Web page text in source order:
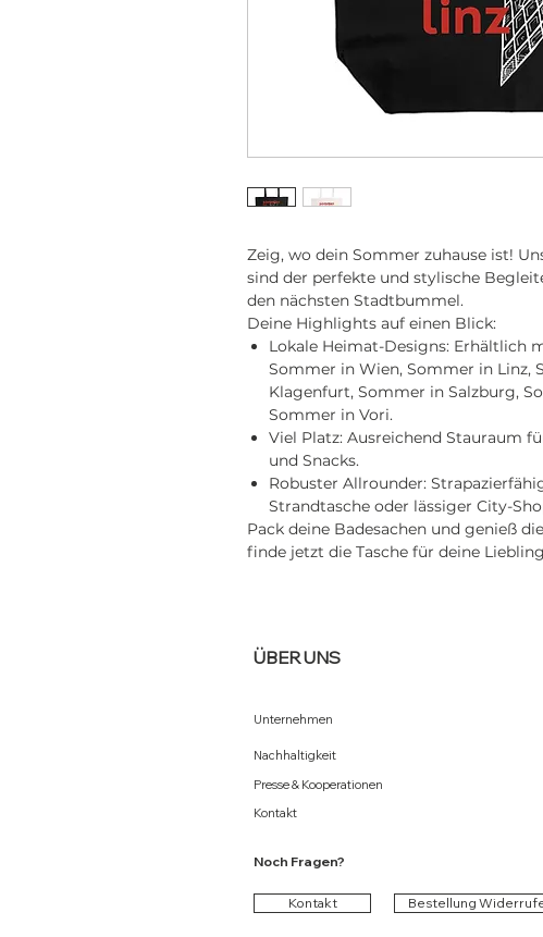
Zeig, wo dein Sommer zuhause ist!
sind der perfekte und stylische
den nächsten Stadtbummel.
Deine Highlights auf einen Blick:
Lokale Heimat-Designs: Erhältlich
Sommer in Wien, Sommer in Linz,
Klagenfurt, Sommer in Salzburg,
Sommer in Vori.
Viel Platz: Ausreichend Stauraum
und Snacks.
Robuster Allrounder:
Strandtasche oder lässiger City-
Pack deine Badesachen und genieß
finde jetzt die Tasche für deine
ÜBER UNS
Unternehmen
Nachhaltigkeit
Presse & Kooperationen
Kontakt
Noch Fragen?
Kontakt Bestellung